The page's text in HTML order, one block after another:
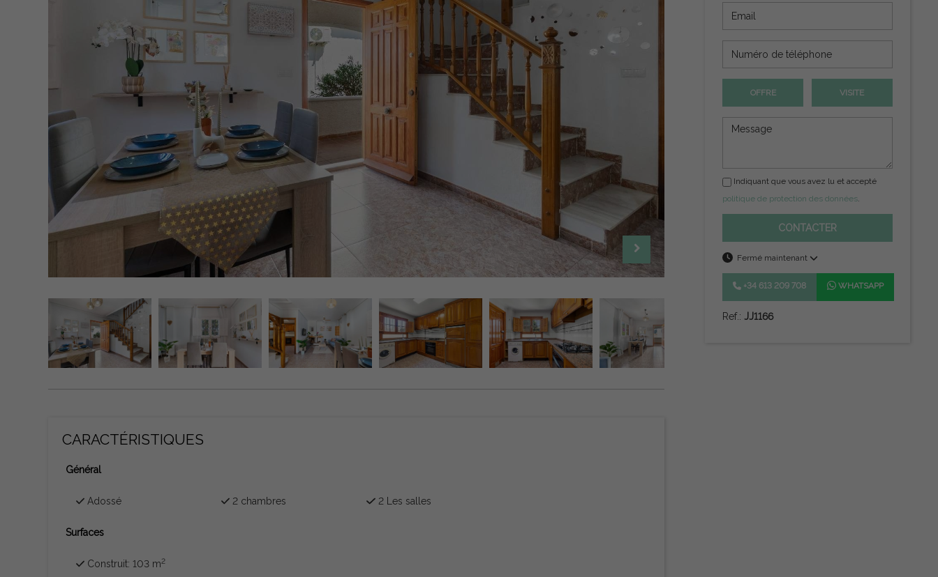
CARACTÉRISTIQUES
Général
Adossé 2 chambres 2 Les salles
Surfaces
Construit: 103 m2
OFFRE VISITE
Indiquant que vous avez lu et accepté
politique de protection des données.
CONTACTER
Fermé maintenant
+34 613 209 708 WHATSAPP
Ref.: JJ1166